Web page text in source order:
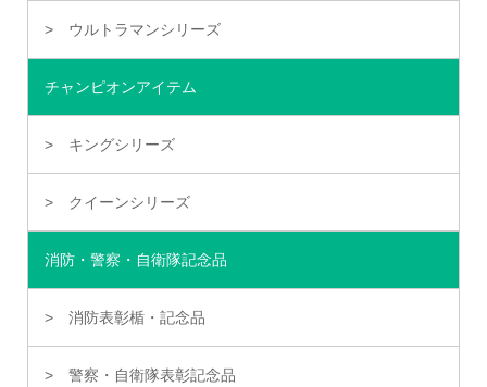
ウルトラマンシリーズ
チャンピオンアイテム
キングシリーズ
クイーンシリーズ
消防・警察・自衛隊記念品
消防表彰楯・記念品
警察・自衛隊表彰記念品